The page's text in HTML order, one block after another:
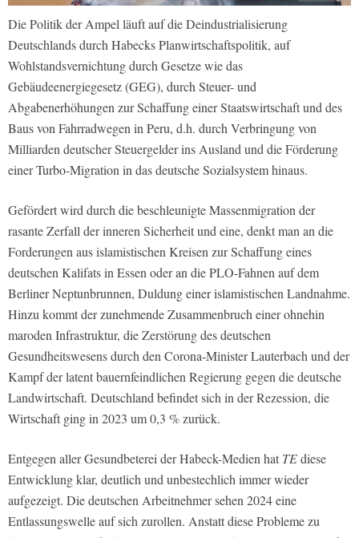
Die Politik der Ampel läuft auf die Deindustrialisierung
Deutschlands durch Habecks Planwirtschaftspolitik, auf
Wohlstandsvernichtung durch Gesetze wie das
Gebäudeenergiegesetz (GEG), durch Steuer- und
Abgabenerhöhungen zur Schaffung einer Staatswirtschaft und des
Baus von Fahrradwegen in Peru, d.h. durch Verbringung von
Milliarden deutscher Steuergelder ins Ausland und die Förderung
einer Turbo-Migration in das deutsche Sozialsystem hinaus.
Gefördert wird durch die beschleunigte Massenmigration der
rasante Zerfall der inneren Sicherheit und eine, denkt man an die
Forderungen aus islamistischen Kreisen zur Schaffung eines
deutschen Kalifats in Essen oder an die PLO-Fahnen auf dem
Berliner Neptunbrunnen, Duldung einer islamistischen Landnahme.
Hinzu kommt der zunehmende Zusammenbruch einer ohnehin
maroden Infrastruktur, die Zerstörung des deutschen
Gesundheitswesens durch den Corona-Minister Lauterbach und der
Kampf der latent bauernfeindlichen Regierung gegen die deutsche
Landwirtschaft. Deutschland befindet sich in der Rezession, die
Wirtschaft ging in 2023 um 0,3 % zurück.
Entgegen aller Gesundbeterei der Habeck-Medien hat TEdiese
Entwicklung klar, deutlich und unbestechlich immer wieder
aufgezeigt. Die deutschen Arbeitnehmer sehen 2024 eine
Entlassungswelle auf sich zurollen. Anstatt diese Probleme zu